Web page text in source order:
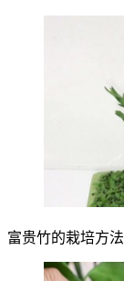
富贵竹的栽培方法